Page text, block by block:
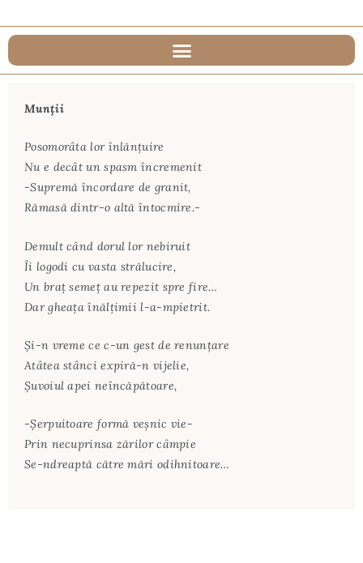
Munții
Posomorâta lor înlănțuire
Nu e decât un spasm încremenit
-Supremă încordare de granit,
Rămasă dintr-o altă întocmire.-
Demult când dorul lor nebiruit
Îi logodi cu vasta strălucire,
Un braț semeț au repezit spre fire…
Dar gheața înălțimii l-a-mpietrit.
Și-n vreme ce c-un gest de renunțare
Atâtea stânci expiră-n vijelie,
Șuvoiul apei neîncăpătoare,
-Șerpuitoare formă veșnic vie-
Prin necuprinsa zărilor câmpie
Se-ndreaptă către mări odihnitoare…